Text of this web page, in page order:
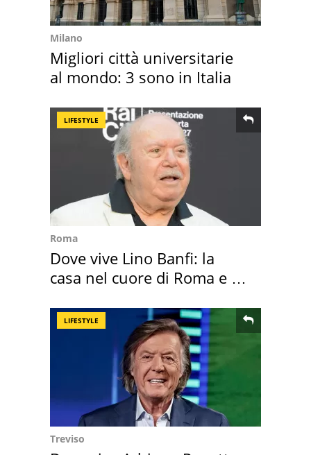
Milano
Migliori città universitarie
al mondo: 3 sono in Italia
LIFESTYLE
Roma
Dove vive Lino Banfi: la
casa nel cuore di Roma e i
LIFESTYLE
Treviso